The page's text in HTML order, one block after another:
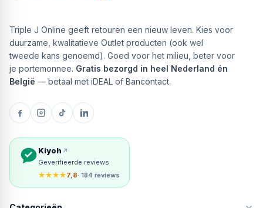
Triple J Online geeft retouren een nieuw leven. Kies voor
duurzame, kwalitatieve Outlet producten (ook wel
tweede kans genoemd). Goed voor het milieu, beter voor
je portemonnee. Gratis bezorgd in heel Nederland én
België — betaal met iDEAL of Bancontact.
Kiyoh
Geverifieerde reviews
★★★★7,8· 184 reviews